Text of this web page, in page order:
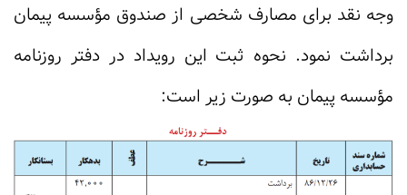
وجه نقد برای مصارف شخصی از صندوق مؤسسە پیمان
برداشت نمود. نحوە ثبت این رویداد در دفتر روزنامە
مؤسسە پیمان به صورت زیر است: